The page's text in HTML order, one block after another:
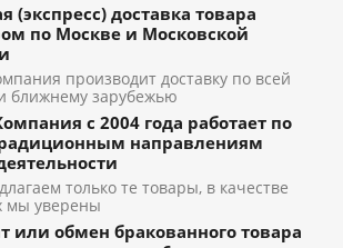
(экспресс) доставка товара
по Москве и Московской
производит доставку по всей
ближнему зарубежью
с 2004 года работает по
направлениям
только те товары, в качестве
мы уверены
или обмен бракованного товара